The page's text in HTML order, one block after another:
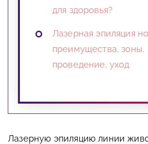
для здоровья?
Лазерная эпиляция
преимущества, зоны,
проведение, уход
Лазерную эпиляцию линии